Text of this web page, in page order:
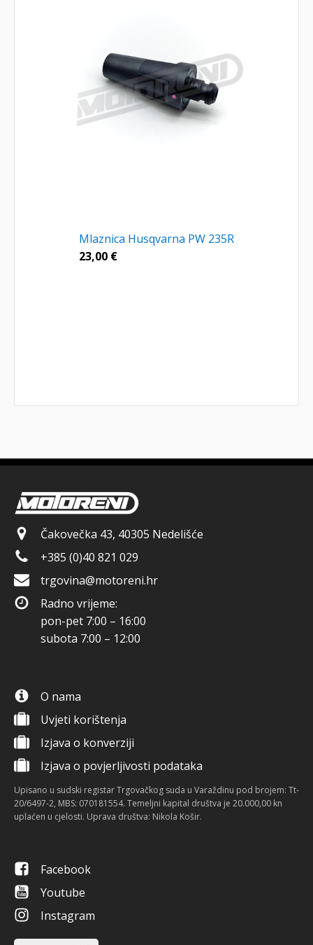
Mlaznica Husqvarna PW 235R
23,00 €
Čakovečka 43, 40305 Nedelišće
+385 (0)40 821 029
trgovina@motoreni.hr
Radno vrijeme:
pon-pet 7:00 – 16:00
subota 7:00 – 12:00
O nama
Uvjeti korištenja
Izjava o konverziji
Izjava o povjerljivosti podataka
Upisano u sudski registar Trgovačkog suda u Varaždinu pod brojem: Tt-
20/6497-2, MBS: 070181554. Temeljni kapital društva je 20.000,00 kn
uplaćen u cjelosti. Uprava društva: Nikola Košir.
Facebook
Youtube
Instagram